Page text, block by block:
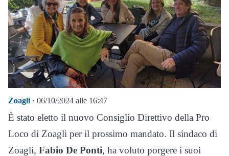
Zoagli · 06/10/2024 alle 16:47
È stato eletto il nuovo Consiglio Direttivo della Pro
Loco di Zoagli per il prossimo mandato. Il sindaco di
Zoagli, Fabio De Ponti, ha voluto porgere i suoi